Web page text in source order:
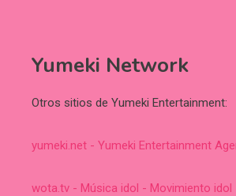
Yumeki Network
Otros sitios de Yumeki Entertainment:
yumeki.net - Yumeki Entertainment
wota.tv - Música idol - Movimiento idol